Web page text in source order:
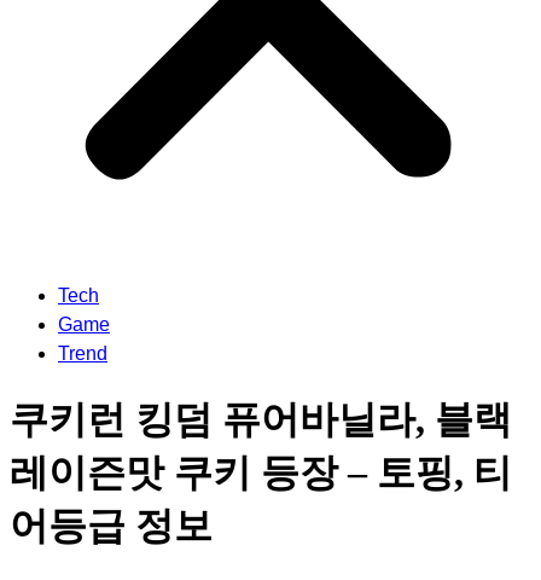
Tech
Game
Trend
쿠키런 킹덤 퓨어바닐라, 블랙
레이즌맛 쿠키 등장 – 토핑, 티
어등급 정보